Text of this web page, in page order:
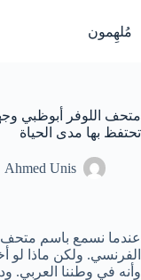
إلى
المحتوى
مُلهِمون
متحف اللوفر أبوظبي
تحتفظ بها مدى الحياة
Ahmed Unis
عندما نسمع باسم متحف
الفرنسي. ولكن ماذا لو
وأنه في وطننا العربي.